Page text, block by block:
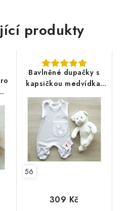
produkty
Bavlněné dupačky s
kapsičkou medvídka,
světle šedé
56
309 Kč